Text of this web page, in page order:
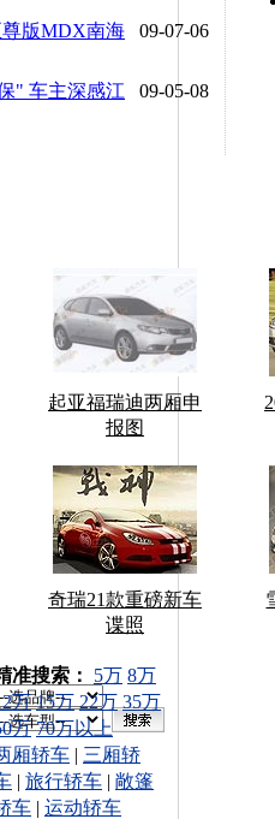
09-07-06
版MDX南海
09-05-08
" 车主深感江
起亚福瑞迪两厢申
报图
奇瑞21款重磅新车
谍照
型搜索：
准搜索： 5万 8万
万 15万 22万 35万
万 70万以上
厢轿车 | 三厢轿
| 旅行轿车 | 敞篷
车 | 运动轿车